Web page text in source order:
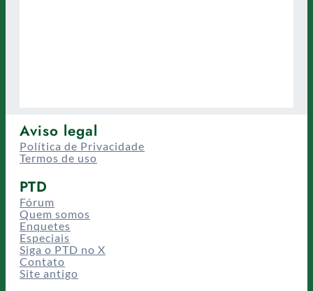
Aviso legal
Política de Privacidade
Termos de uso
PTD
Fórum
Quem somos
Enquetes
Especiais
Siga o PTD no X
Contato
Site antigo